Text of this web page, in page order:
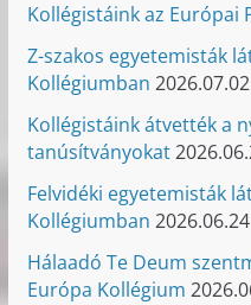
Kollégistáink az Európai
Z-szakos egyetemisták
Kollégiumban
Kollégistáink átvették a
tanúsítványokat
Felvidéki egyetemisták
Kollégiumban
Hálaadó Te Deum
Európa Kollégium